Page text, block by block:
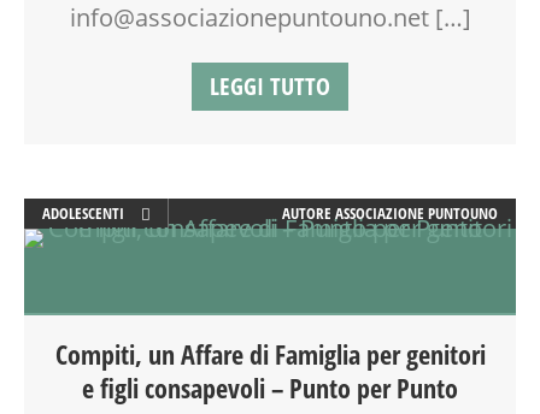
info@associazionepuntouno.net […]
LEGGI TUTTO
ADOLESCENTI
ADULTI
EDUCATORE
FORMAZIONE
AUTORE ASSOCIAZIONE PUNTOUNO
Compiti, un Affare di Famiglia per genitori
e figli consapevoli – Punto per Punto